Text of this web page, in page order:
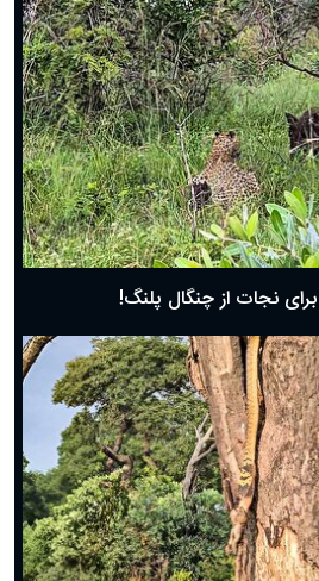
نجات از چنگال پلنگ!